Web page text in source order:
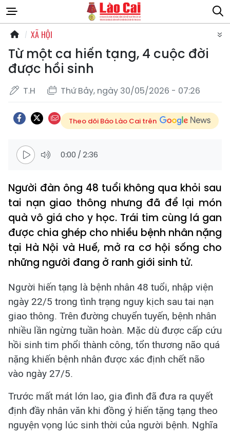
XÃ HỘI
Từ một ca hiến tạng, 4 cuộc đời
được hồi sinh
T.H Thứ Bảy, ngày 30/05/2026 - 07:26
Theo dõi Báo Lào Cai trên
0:00 / 2:36
Người đàn ông 48 tuổi không qua khỏi sau
tai nạn giao thông nhưng đã để lại món
quà vô giá cho y học. Trái tim cùng lá gan
được chia ghép cho nhiều bệnh nhân nặng
tại Hà Nội và Huế, mở ra cơ hội sống cho
những người đang ở ranh giới sinh tử.
Người hiến tạng là bệnh nhân 48 tuổi, nhập viện
ngày 22/5 trong tình trạng nguy kịch sau tai nạn
giao thông. Trên đường chuyển tuyến, bệnh nhân
nhiều lần ngừng tuần hoàn. Mặc dù được cấp cứu
hồi sinh tim phổi thành công, tổn thương não quá
nặng khiến bệnh nhân được xác định chết não
vào ngày 27/5.
Trước mất mát lớn lao, gia đình đã đưa ra quyết
định đầy nhân văn khi đồng ý hiến tặng tạng theo
nguyện vọng lúc sinh thời của người bệnh. Nghĩa